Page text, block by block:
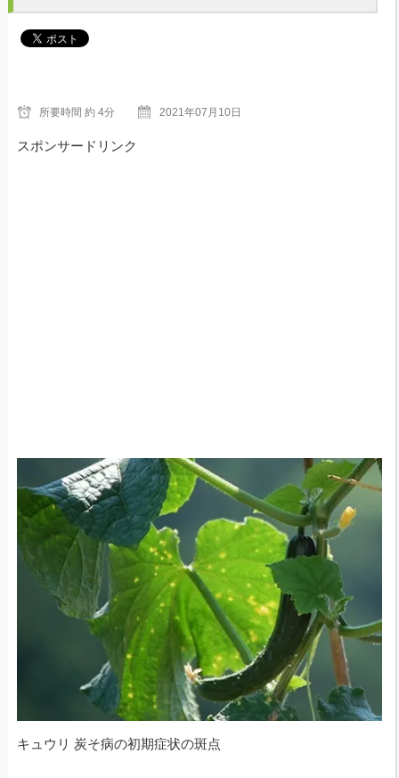
所要時間 約 4分 2021年07月10日
スポンサードリンク
キュウリ 炭そ病の初期症状の斑点